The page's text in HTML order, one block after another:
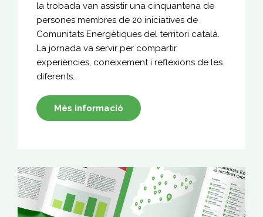
la trobada van assistir una cinquantena de
persones membres de 20 iniciatives de
Comunitats Energètiques del territori català.
La jornada va servir per compartir
experiències, coneixement i reflexions de les
diferents…
Més informació